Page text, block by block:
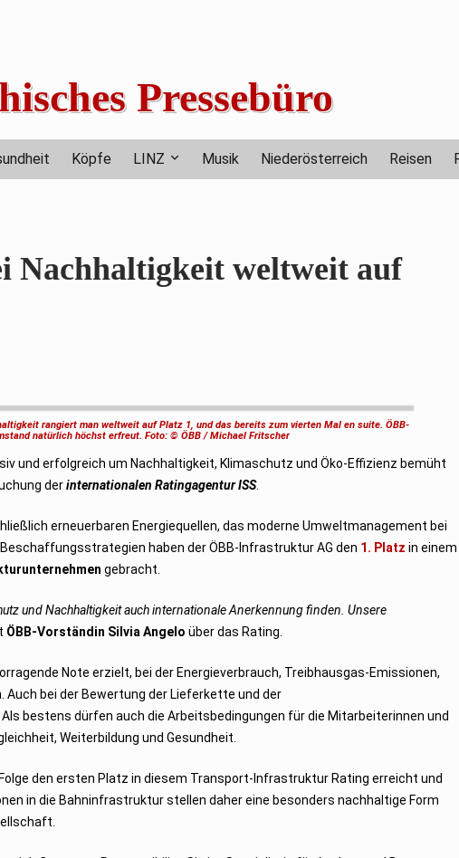
Pressebüro
Köpfe LINZ Musik Niederösterreich Reisen
weltweit auf
rangiert man weltweit auf Platz 1, und das bereits zum vierten Mal en suite. ÖBB-
natürlich höchst erfreut. Foto: © ÖBB / Michael Fritscher
und erfolgreich um Nachhaltigkeit, Klimaschutz und Öko-Effizienz bemüht
derinternationalen Ratingagentur ISS.
erneuerbaren Energiequellen, das moderne Umweltmanagement bei
haben der ÖBB-Infrastruktur AG den 1. Platz in einem
gebracht.
und Nachhaltigkeit auch internationale Anerkennung finden. Unsere
ÖBB-Vorständin Silvia Angelo über das Rating.
Note erzielt, bei der Energieverbrauch, Treibhausgas-Emissionen,
bei der Bewertung der Lieferkette und der
bestens dürfen auch die Arbeitsbedingungen für die Mitarbeiterinnen und
Weiterbildung und Gesundheit.
den ersten Platz in diesem Transport-Infrastruktur Rating erreicht und
in die Bahninfrastruktur stellen daher eine besonders nachhaltige Form